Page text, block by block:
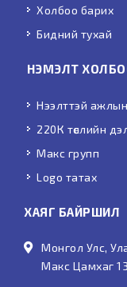
Холбоо барих
Бидний тухай
НЭМЭЛТ
Нээлттэй
220К төслийн
Макс групп
Logo татах
ХАЯГ БАЙРШИЛ
Монгол Улс,
Макс Цамхаг